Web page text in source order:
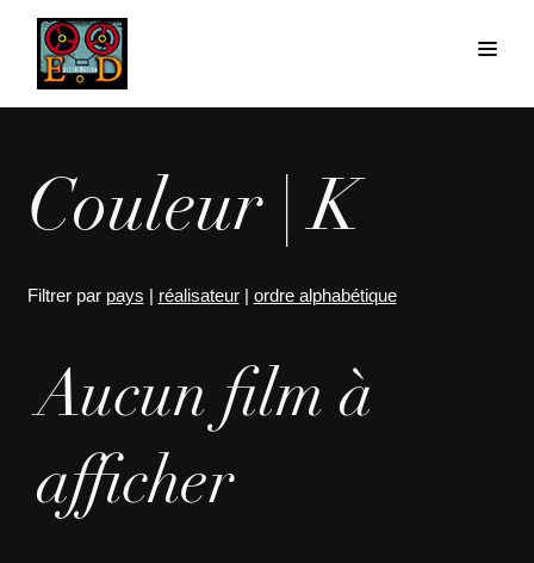
Couleur | K
Filtrer par pays | réalisateur| ordre alphabétique
Aucun film à
afficher